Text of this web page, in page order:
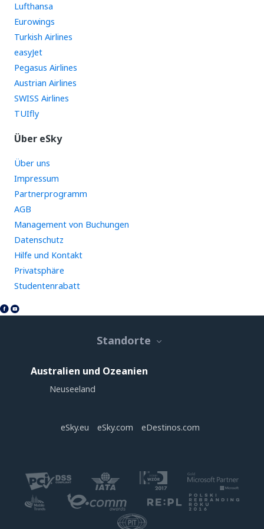
Lufthansa
Eurowings
Turkish Airlines
easyJet
Pegasus Airlines
Austrian Airlines
SWISS Airlines
TUIfly
Über eSky
Über uns
Impressum
Partnerprogramm
AGB
Management von Buchungen
Datenschutz
Hilfe und Kontakt
Privatsphäre
Studentenrabatt
Standorte
Australien und Ozeanien
Neuseeland
eSky.eu eSky.com eDestinos.com